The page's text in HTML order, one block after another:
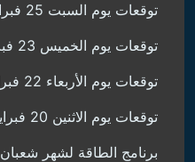
توقعات يوم السبت 25 فبراير
توقعات يوم الخميس 23 فبراير
توقعات يوم الأربعاء 22 فبراير
توقعات يوم الاثنين 20 فبراير
برنامج الطاقة لشهر شعبان 1444 هـ